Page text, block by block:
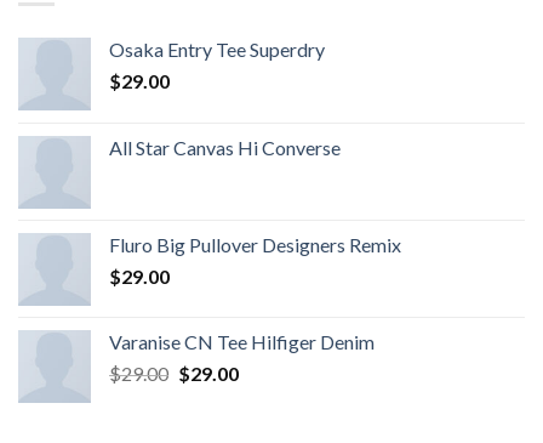
Osaka Entry Tee Superdry
$29.00
All Star Canvas Hi Converse
Fluro Big Pullover Designers Remix
$29.00
Varanise CN Tee Hilfiger Denim
$29.00 $29.00